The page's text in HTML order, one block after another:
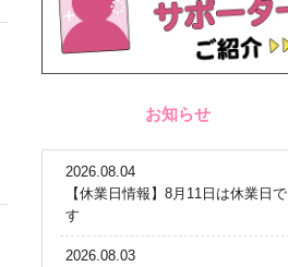
お知らせ
2026.08.04
【休業日情報】8月11日は休業日で
す
2026.08.03